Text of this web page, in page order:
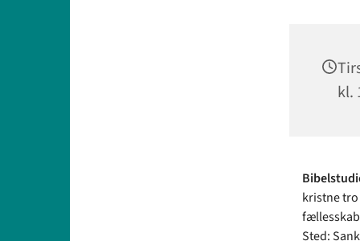
kl.
kristne
Sted: